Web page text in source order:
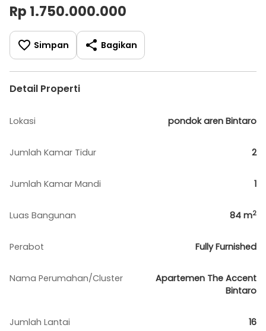
Rp 1.750.000.000
Simpan Bagikan
Detail Properti
Lokasi pondok aren Bintaro
Jumlah Kamar Tidur 2
Jumlah Kamar Mandi 1
Luas Bangunan 84 m2
Perabot Fully Furnished
Nama Perumahan/Cluster
Apartemen The Accent
Bintaro
Jumlah Lantai 16